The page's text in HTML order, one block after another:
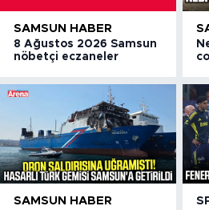
SAMSUN HABER
8 Ağustos 2026 Samsun
nöbetçi eczaneler
SAMSUN HABER